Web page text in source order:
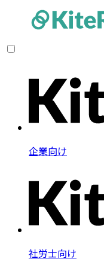
企業向け
社労士向け